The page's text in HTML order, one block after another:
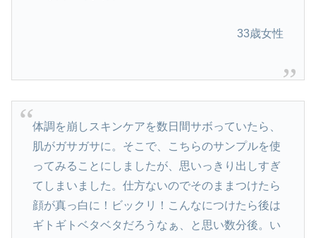
33歳女性
体調を崩しスキンケアを数日間サボっていたら、
肌がガサガサに。そこで、こちらのサンプルを使
ってみることにしましたが、思いっきり出しすぎ
てしまいました。仕方ないのでそのままつけたら
顔が真っ白に！ビックリ！こんなにつけたら後は
ギトギトベタベタだろうなぁ、と思い数分後。い